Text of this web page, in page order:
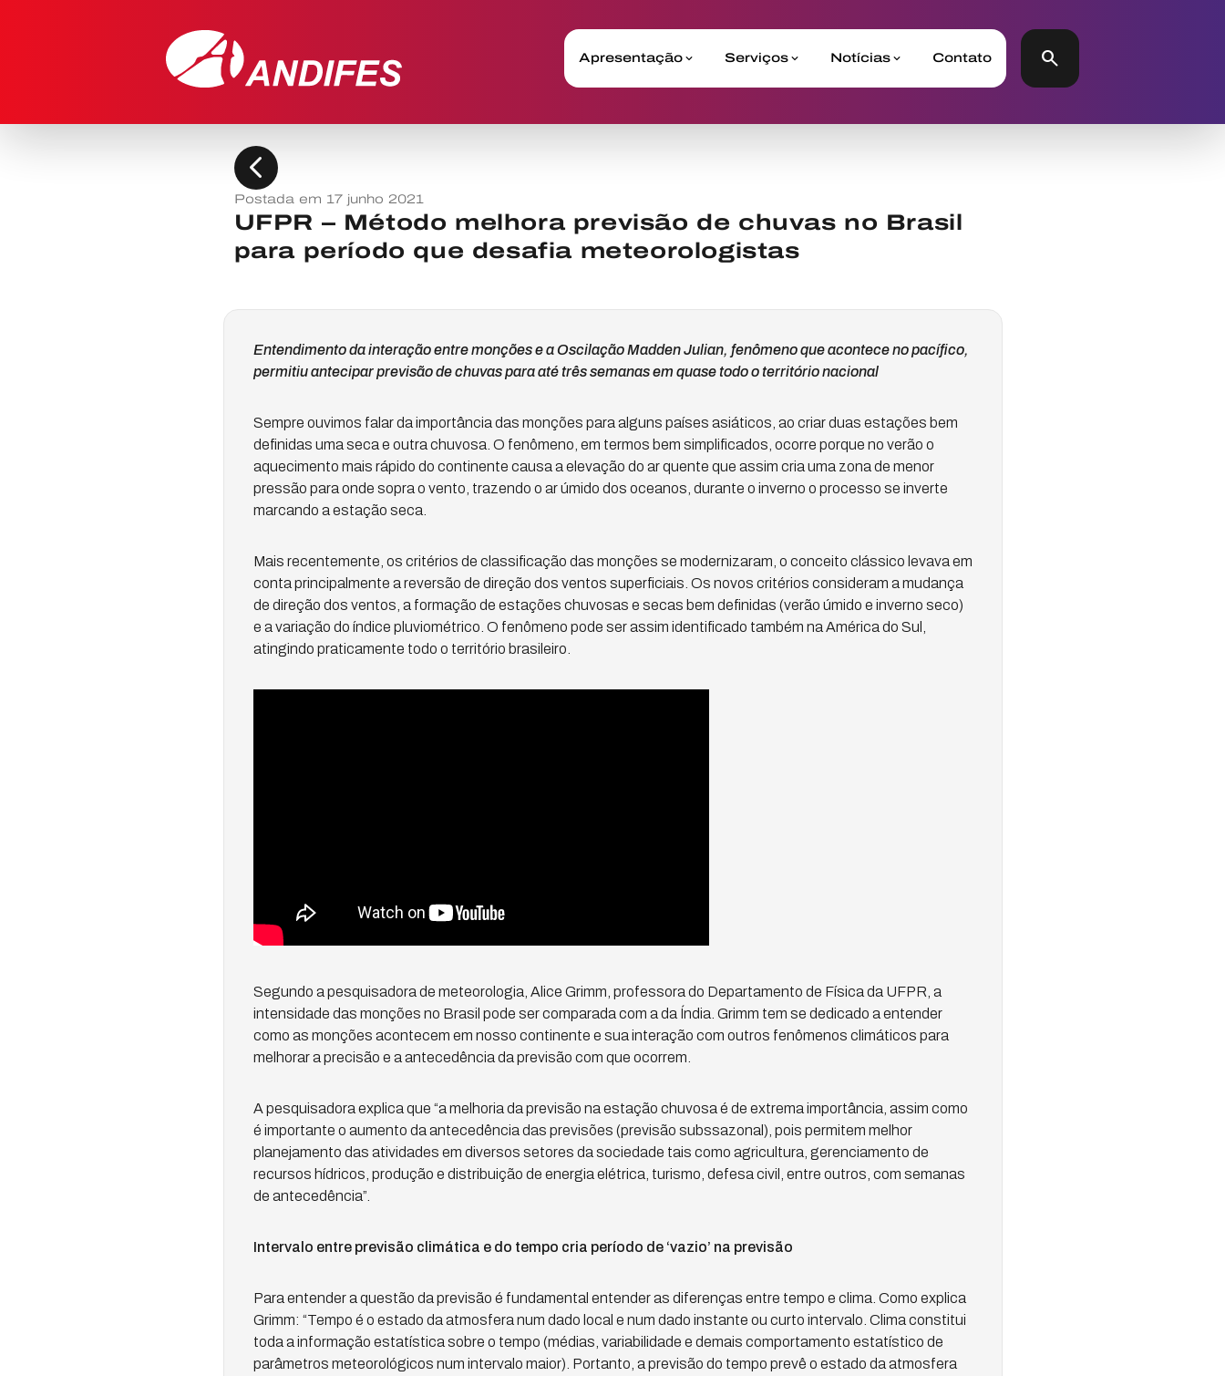
Apresentação Serviços Notícias Contato search
chevron_left
Postada em 17 junho 2021
UFPR – Método melhora previsão de chuvas no Brasil
para período que desafia meteorologistas
Entendimento da interação entre monções e a Oscilação Madden Julian, fenômeno que acontece no pacífico,
permitiu antecipar previsão de chuvas para até três semanas em quase todo o território nacional
Sempre ouvimos falar da importância das monções para alguns países asiáticos, ao criar duas estações bem
definidas uma seca e outra chuvosa. O fenômeno, em termos bem simplificados, ocorre porque no verão o
aquecimento mais rápido do continente causa a elevação do ar quente que assim cria uma zona de menor
pressão para onde sopra o vento, trazendo o ar úmido dos oceanos, durante o inverno o processo se inverte
marcando a estação seca.
Mais recentemente, os critérios de classificação das monções se modernizaram, o conceito clássico levava em
conta principalmente a reversão de direção dos ventos superficiais. Os novos critérios consideram a mudança
de direção dos ventos, a formação de estações chuvosas e secas bem definidas (verão úmido e inverno seco)
e a variação do índice pluviométrico. O fenômeno pode ser assim identificado também na América do Sul,
atingindo praticamente todo o território brasileiro.
Segundo a pesquisadora de meteorologia, Alice Grimm, professora do Departamento de Física da UFPR, a
intensidade das monções no Brasil pode ser comparada com a da Índia. Grimm tem se dedicado a entender
como as monções acontecem em nosso continente e sua interação com outros fenômenos climáticos para
melhorar a precisão e a antecedência da previsão com que ocorrem.
A pesquisadora explica que “a melhoria da previsão na estação chuvosa é de extrema importância, assim como
é importante o aumento da antecedência das previsões (previsão subssazonal), pois permitem melhor
planejamento das atividades em diversos setores da sociedade tais como agricultura, gerenciamento de
recursos hídricos, produção e distribuição de energia elétrica, turismo, defesa civil, entre outros, com semanas
de antecedência”.
Intervalo entre previsão climática e do tempo cria período de ‘vazio’ na previsão
Para entender a questão da previsão é fundamental entender as diferenças entre tempo e clima. Como explica
Grimm: “Tempo é o estado da atmosfera num dado local e num dado instante ou curto intervalo. Clima constitui
toda a informação estatística sobre o tempo (médias, variabilidade e demais comportamento estatístico de
parâmetros meteorológicos num intervalo maior). Portanto, a previsão do tempo prevê o estado da atmosfera